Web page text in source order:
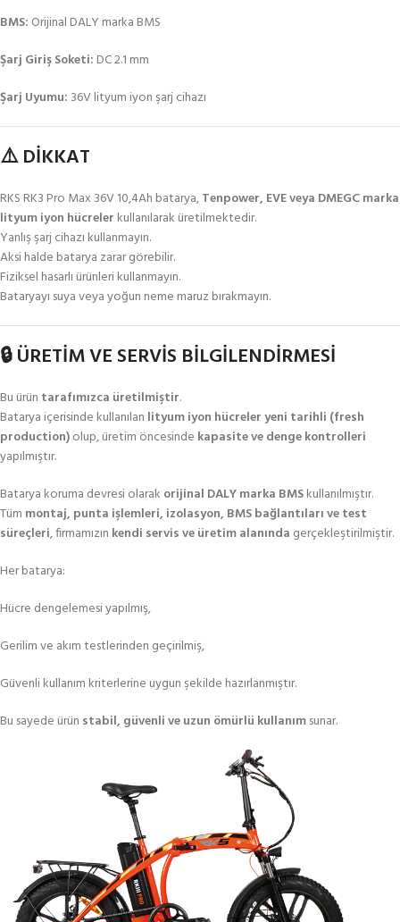
BMS: Orijinal DALY marka BMS
Şarj Giriş Soketi: DC 2.1 mm
Şarj Uyumu: 36V lityum iyon şarj cihazı
⚠️ DİKKAT
RKS RK3 Pro Max 36V 10,4Ah batarya,Tenpower, EVE veya DMEGC marka
lityum iyon hücreler kullanılarak üretilmektedir.
Yanlış şarj cihazı kullanmayın.
Aksi halde batarya zarar görebilir.
Fiziksel hasarlı ürünleri kullanmayın.
Bataryayı suya veya yoğun neme maruz bırakmayın.
🔒 ÜRETİM VE SERVİS BİLGİLENDİRMESİ
Bu ürün tarafımızca üretilmiştir.
Batarya içerisinde kullanılan lityum iyon hücreler yeni tarihli (fresh
production)olup, üretim öncesinde kapasite ve denge kontrolleri
yapılmıştır.
Batarya koruma devresi olarak orijinal DALY marka BMSkullanılmıştır.
Tüm montaj, punta işlemleri, izolasyon, BMS bağlantıları ve test
süreçleri, firmamızın kendi servis ve üretim alanında gerçekleştirilmiştir.
Her batarya:
Hücre dengelemesi yapılmış,
Gerilim ve akım testlerinden geçirilmiş,
Güvenli kullanım kriterlerine uygun şekilde hazırlanmıştır.
Bu sayede ürün stabil, güvenli ve uzun ömürlü kullanımsunar.